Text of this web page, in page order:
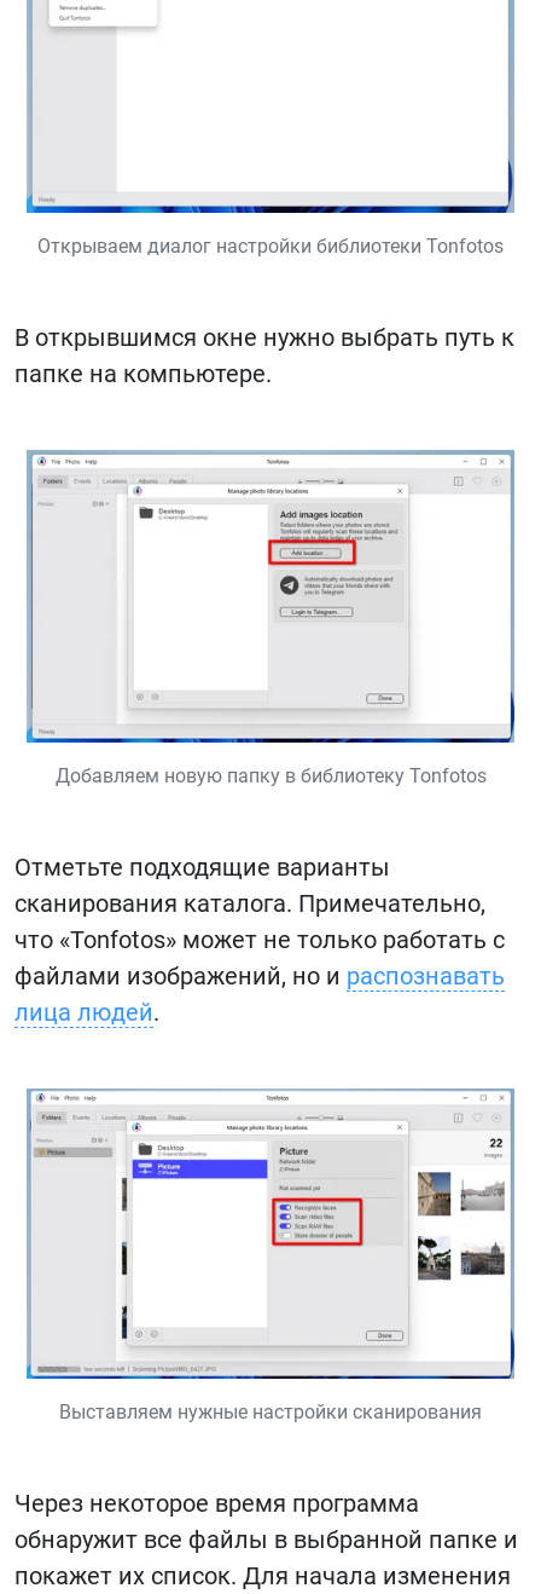
Открываем диалог настройки библиотеки Tonfotos
В открывшимся окне нужно выбрать путь к
папке на компьютере.
Добавляем новую папку в библиотеку Tonfotos
Отметьте подходящие варианты
сканирования каталога. Примечательно,
что «Tonfotos» может не только работать с
файлами изображений, но и распознавать
лица людей.
Выставляем нужные настройки сканирования
Через некоторое время программа
обнаружит все файлы в выбранной папке и
покажет их список. Для начала изменения